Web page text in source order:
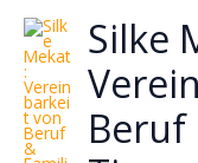
Zum
Inhalt
springen
Silke
Beruf
wie
sich
Stress
reduzieren